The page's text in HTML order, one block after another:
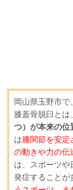
岡山県玉野市
膝蓋骨脱臼とは
つ）が本来の位
は膝関節を安定
の動きや力の伝
は、スポーツや
発症することが